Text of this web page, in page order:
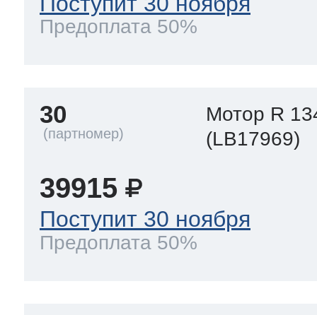
Предоплата 50%
30
Мотор R
(LB17969)
39915
Поступит 30 ноября
Предоплата 50%